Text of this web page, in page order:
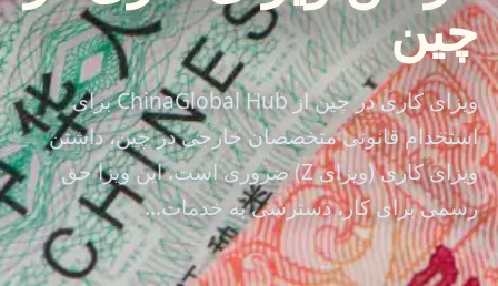
چین
ویزای کاری در چین از ChinaGlobal Hub برای
استخدام قانونی متخصصان خارجی در چین، داشتن
ویزای کاری (ویزای Z) ضروری است. این ویزا حق
رسمی برای کار، دسترسی به خدمات...